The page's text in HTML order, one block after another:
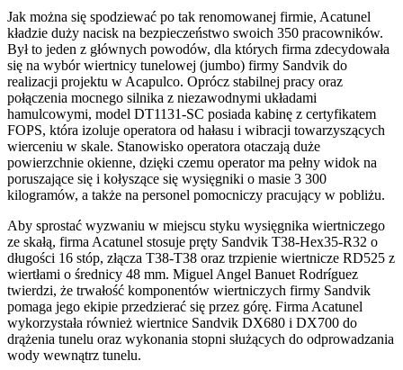
Jak można się spodziewać po tak renomowanej firmie, Acatunel
kładzie duży nacisk na bezpieczeństwo swoich 350 pracowników.
Był to jeden z głównych powodów, dla których firma zdecydowała
się na wybór wiertnicy tunelowej (jumbo) firmy Sandvik do
realizacji projektu w Acapulco. Oprócz stabilnej pracy oraz
połączenia mocnego silnika z niezawodnymi układami
hamulcowymi, model DT1131-SC posiada kabinę z certyfikatem
FOPS, która izoluje operatora od hałasu i wibracji towarzyszących
wierceniu w skale. Stanowisko operatora otaczają duże
powierzchnie okienne, dzięki czemu operator ma pełny widok na
poruszające się i kołyszące się wysięgniki o masie 3 300
kilogramów, a także na personel pomocniczy pracujący w pobliżu.
Aby sprostać wyzwaniu w miejscu styku wysięgnika wiertniczego
ze skałą, firma Acatunel stosuje pręty Sandvik T38-Hex35-R32 o
długości 16 stóp, złącza T38-T38 oraz trzpienie wiertnicze RD525 z
wiertłami o średnicy 48 mm. Miguel Angel Banuet Rodríguez
twierdzi, że trwałość komponentów wiertniczych firmy Sandvik
pomaga jego ekipie przedzierać się przez górę. Firma Acatunel
wykorzystała również wiertnice Sandvik DX680 i DX700 do
drążenia tunelu oraz wykonania stopni służących do odprowadzania
wody wewnątrz tunelu.